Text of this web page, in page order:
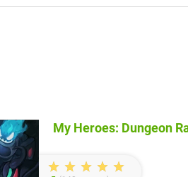
My Heroes: Dungeon